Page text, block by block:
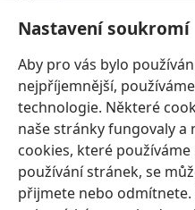
Nastavení soukromí
Aby pro vás bylo
nejpříjemnější,
technologie. Některé
naše stránky fungovaly a
cookies, které
používání stránek, se
přijmete nebo
Dary
nové
okno) ONLINE KNIHOVNA
(otevřeno
nové
okno)JW Hub®
(otevřeno
nové
okno)JW Library
Watchtower Library